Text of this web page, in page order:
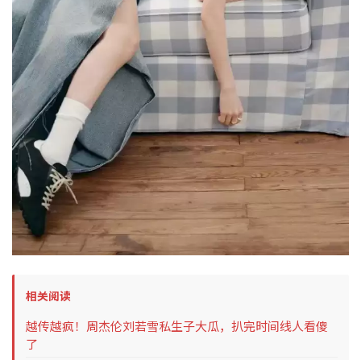
相关阅读
越传越疯！周杰伦刘若雪私生子大瓜，扒完时间线人看傻
了